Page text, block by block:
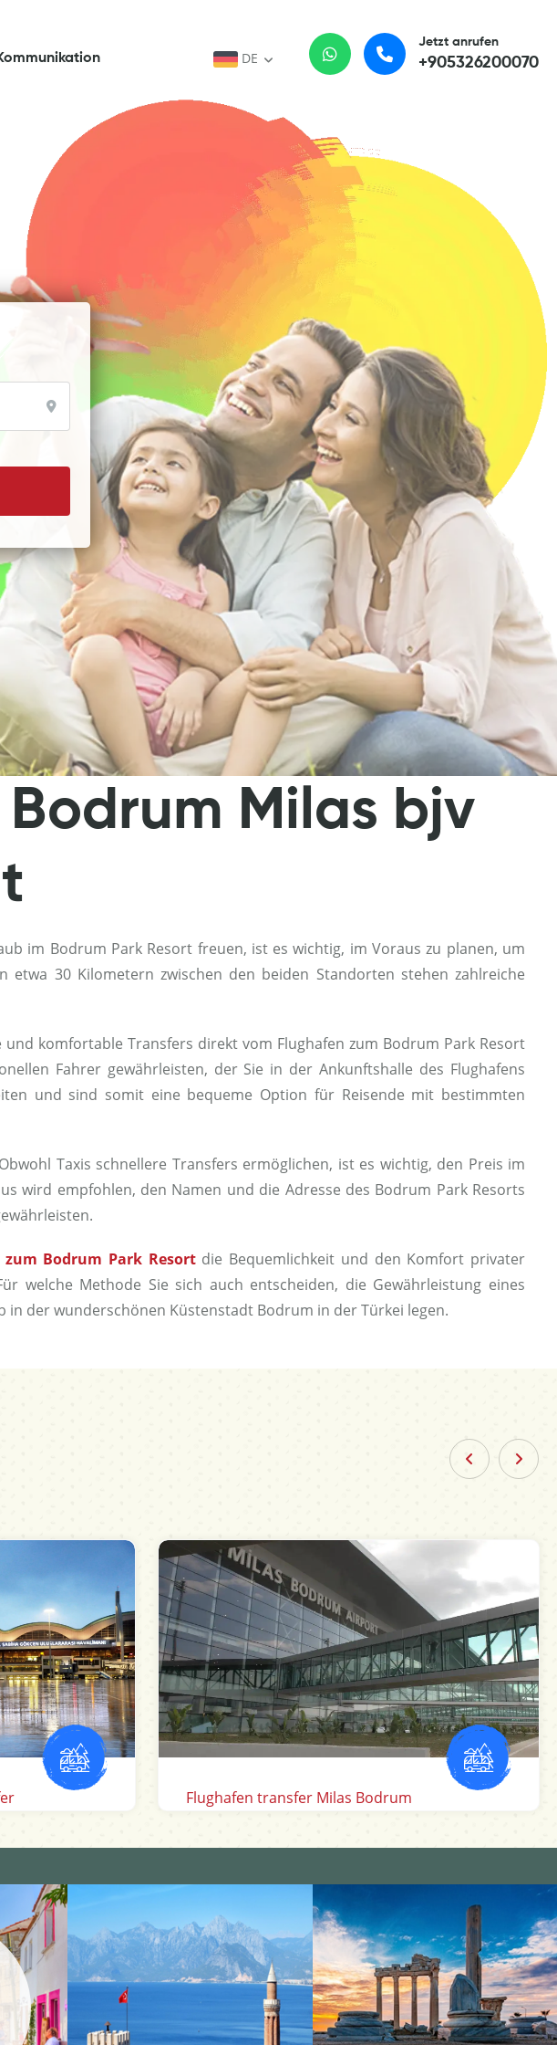
DE
Jetzt anrufen
+905326200070
Milas bjv
im Bodrum Park Resort freuen, ist es wichtig, im Voraus zu planen, um
30 Kilometern zwischen den beiden Standorten stehen zahlreiche
komfortable Transfers direkt vom Flughafen zum Bodrum Park Resort
Fahrer gewährleisten, der Sie in der Ankunftshalle des Flughafens
und sind somit eine bequeme Option für Reisende mit bestimmten
Taxis schnellere Transfers ermöglichen, ist es wichtig, den Preis im
wird empfohlen, den Namen und die Adresse des Bodrum Park Resorts
Bodrum Park Resortdie Bequemlichkeit und den Komfort privater
welche Methode Sie sich auch entscheiden, die Gewährleistung eines
der wunderschönen Küstenstadt Bodrum in der Türkei legen.
Izmir Flughafen transfer